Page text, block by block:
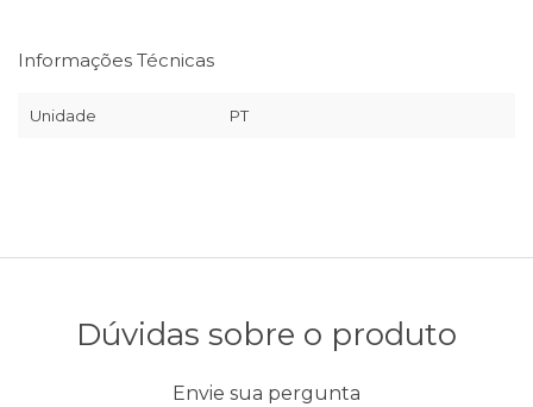
Informações Técnicas
Unidade PT
Dúvidas sobre o produto
Envie sua pergunta